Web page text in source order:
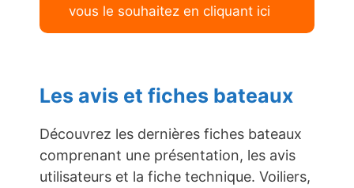
vous le souhaitez en cliquant ici
Les avis et fiches bateaux
Découvrez les dernières fiches bateaux
comprenant une présentation, les avis
utilisateurs et la fiche technique. Voiliers,